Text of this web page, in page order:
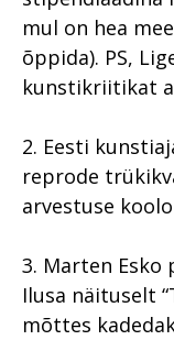
mul on hea
õppida). PS,
kunstikriitikat
2. Eesti
reprode
arvestuse
3. Marten Esko
Ilusa näituselt
mõttes